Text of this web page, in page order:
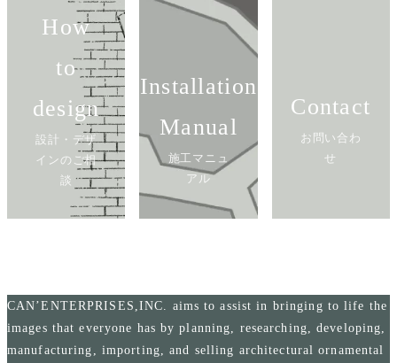
How
to
design
設計・デザ
インのご相
談
Installation
Manual
施工マニュ
アル
Contact
お問い合わ
せ
CAN’ENTERPRISES,INC. aims to assist in bringing to life the
images that everyone has by planning, researching, developing,
manufacturing, importing, and selling architectural ornamental